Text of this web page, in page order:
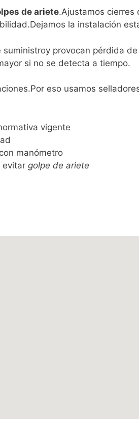
de ariete.Ajustamos cierres
la instalación
provocan pérdida
si no se detecta a tiempo.
eso usamos
vigente
manómetro
evitar golpe de ariete